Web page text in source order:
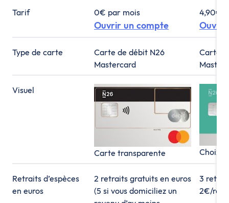
Tarif 0€ par mois
Ouvrir un compte
4,90€
Ouvrir
Type de carte
Carte de débit N26
Mastercard
Carte
Visuel
Carte transparente Choix
Retraits d’espèces
en euros
2 retraits gratuits en euros
(5 si vous domiciliez un
3
2€/